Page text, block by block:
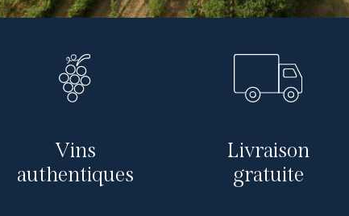
Vins
authentiques
Livraison
gratuite